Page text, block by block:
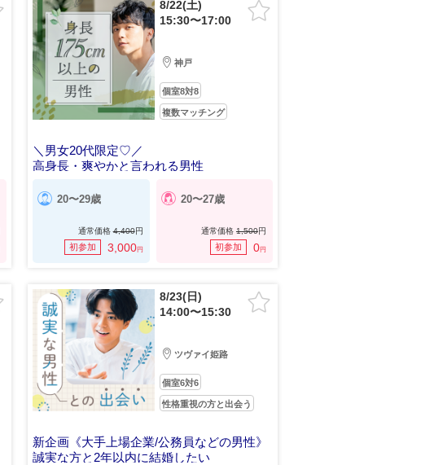
8/22(土)
15:30〜17:00
神戸
個室8対8
複数マッチング
＼男女20代限定♡／
高身長・爽やかと言われる男性
20〜29歳
通常価格4,400円
初参加 3,000円
20〜27歳
通常価格 1,500円
初参加 0円
8/23(日)
14:00〜15:30
ツヴァイ姫路
個室6対6
性格重視の方と出会う
新企画《大手上場企業/公務員などの男性》
誠実な方と2年以内に結婚したい